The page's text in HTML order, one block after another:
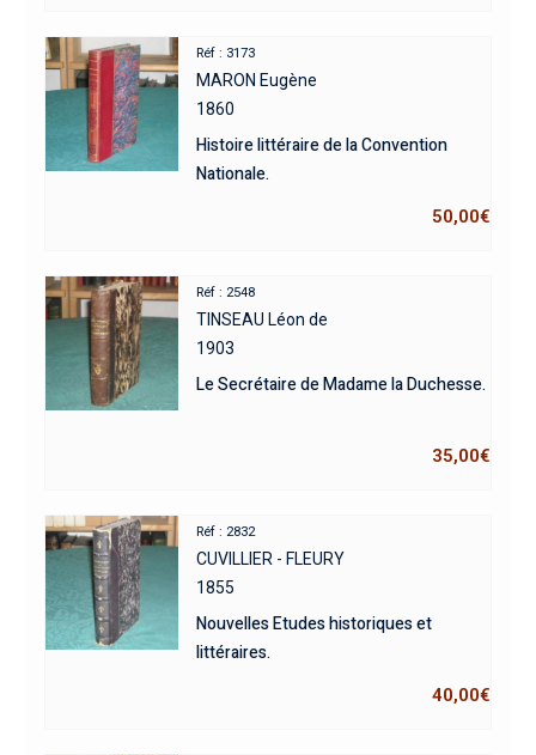
Réf : 3173
MARON Eugène
1860
Histoire littéraire de la Convention
Nationale.
50,00€
Réf : 2548
TINSEAU Léon de
1903
Le Secrétaire de Madame la Duchesse.
35,00€
Réf : 2832
CUVILLIER - FLEURY
1855
Nouvelles Etudes historiques et
littéraires.
40,00€